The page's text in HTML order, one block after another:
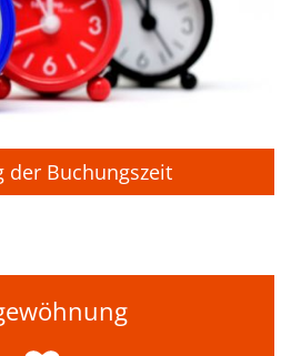
der Buchungszeit